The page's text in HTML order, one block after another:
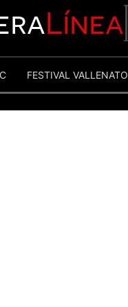
Línea
FESTIVAL VALLENATO